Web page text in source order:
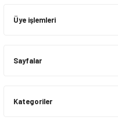
Üye işlemleri
Sayfalar
Kategoriler